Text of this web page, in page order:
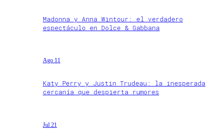
Madonna y Anna Wintour: el verdadero
espectáculo en Dolce & Gabbana
Ago 11
Katy Perry y Justin Trudeau: la inesperada
cercanía que despierta rumores
Jul 21